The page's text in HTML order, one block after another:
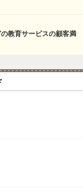
教育サービスの顧客満